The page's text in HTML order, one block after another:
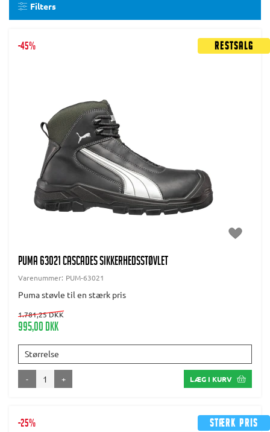
Filters
Restsalg
-45%
PUMA 63021 CASCADES SIKKERHEDSSTØVLET
Varenummer: PUM-63021
Puma støvle til en stærk pris
1.781,25 DKK
995,00 DKK
Størrelse
- + LÆG I KURV
Stærk pris
-25%